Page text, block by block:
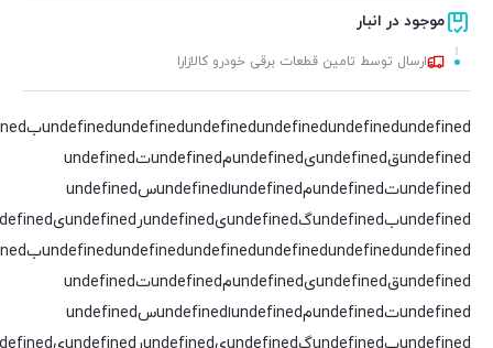
موجود در انبار
ارسال توسط تامین قطعات برقی خودرو کالازارا
undefinedundefinedundefinedundefinedundefined
undefinedقundefinedیundefinedمundefinedتundefined
undefinedتundefinedمundefinedاundefinedسundefined
undefinedبundefinedگundefinedیundefinedرundefinedیundefinedدundefined
undefinedundefinedundefinedundefinedundefined
undefinedقundefinedیundefinedمundefinedتundefined
undefinedتundefinedمundefinedاundefinedسundefined